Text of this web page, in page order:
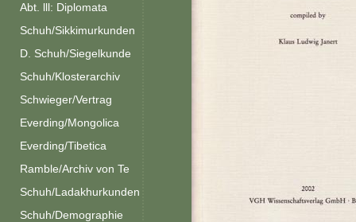
Abt. lll: Diplomata
Schuh/Sikkimurkunden
D. Schuh/Siegelkunde
Schuh/Klosterarchiv
Schwieger/Vertrag
Everding/Mongolica
Everding/Tibetica
Ramble/Archiv von Te
Schuh/Ladakhurkunden
Schuh/Demographie